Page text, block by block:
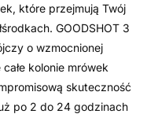
które przejmują Twój
GOODSHOT 3
o wzmocnionej
kolonie mrówek
skuteczność
po 2 do 24 godzinach